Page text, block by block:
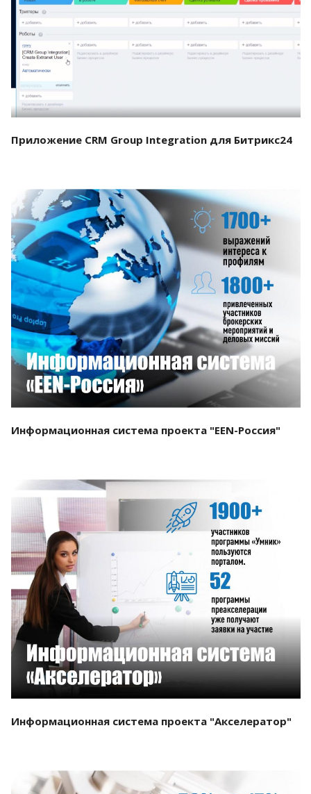
Смотреть проект
Приложение CRM Group Integration для Битрикс24
Смотреть проект
Информационная система проекта "EEN-Россия"
Смотреть проект
Информационная система проекта "Акселератор"